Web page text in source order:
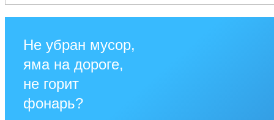
Не убран мусор,
яма на дороге,
не горит
фонарь?